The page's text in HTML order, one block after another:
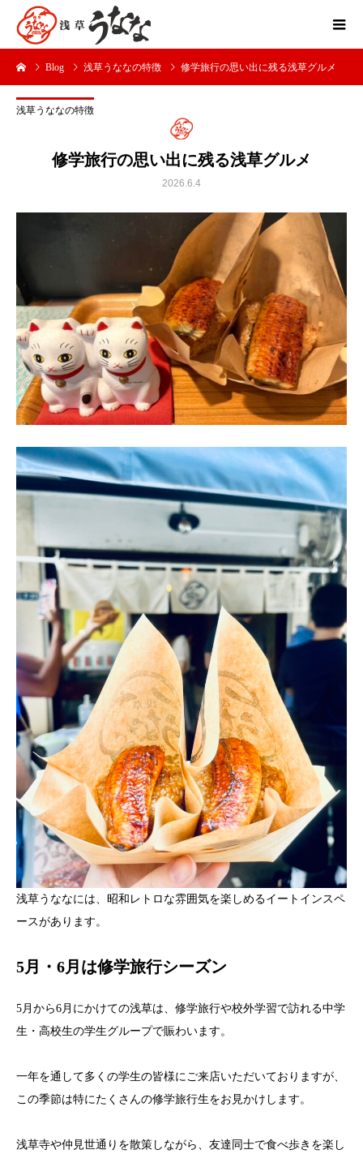
Blog 浅草うななの特徴 修学旅行の思い出に残る浅草グルメ
浅草うななの特徴
修学旅行の思い出に残る浅草グルメ
2026.6.4
浅草うななには、昭和レトロな雰囲気を楽しめるイートインスペ
ースがあります。
5月・6月は修学旅行シーズン
5月から6月にかけての浅草は、修学旅行や校外学習で訪れる中学
生・高校生の学生グループで賑わいます。
一年を通して多くの学生の皆様にご来店いただいておりますが、
この季節は特にたくさんの修学旅行生をお見かけします。
浅草寺や仲見世通りを散策しながら、友達同士で食べ歩きを楽し